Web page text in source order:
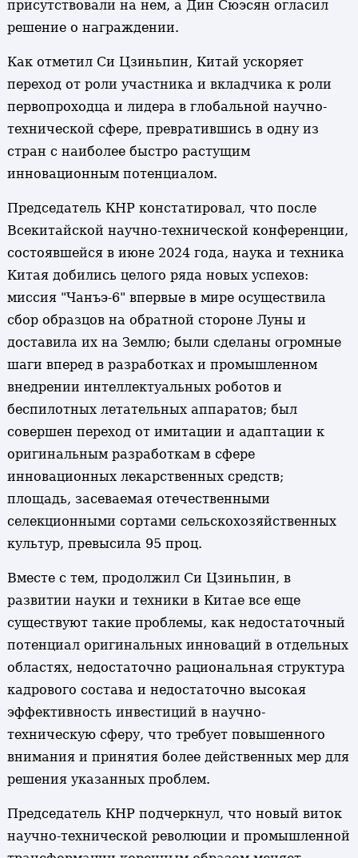
присутствовали на нем, а Дин Сюэсян огласил
решение о награждении.
Как отметил Си Цзиньпин, Китай ускоряет
переход от роли участника и вкладчика к роли
первопроходца и лидера в глобальной научно-
технической сфере, превратившись в одну из
стран с наиболее быстро растущим
инновационным потенциалом.
Председатель КНР констатировал, что после
Всекитайской научно-технической конференции,
состоявшейся в июне 2024 года, наука и техника
Китая добились целого ряда новых успехов:
миссия "Чанъэ-6" впервые в мире осуществила
сбор образцов на обратной стороне Луны и
доставила их на Землю; были сделаны огромные
шаги вперед в разработках и промышленном
внедрении интеллектуальных роботов и
беспилотных летательных аппаратов; был
совершен переход от имитации и адаптации к
оригинальным разработкам в сфере
инновационных лекарственных средств;
площадь, засеваемая отечественными
селекционными сортами сельскохозяйственных
культур, превысила 95 проц.
Вместе с тем, продолжил Си Цзиньпин, в
развитии науки и техники в Китае все еще
существуют такие проблемы, как недостаточный
потенциал оригинальных инноваций в отдельных
областях, недостаточно рациональная структура
кадрового состава и недостаточно высокая
эффективность инвестиций в научно-
техническую сферу, что требует повышенного
внимания и принятия более действенных мер для
решения указанных проблем.
Председатель КНР подчеркнул, что новый виток
научно-технической революции и промышленной